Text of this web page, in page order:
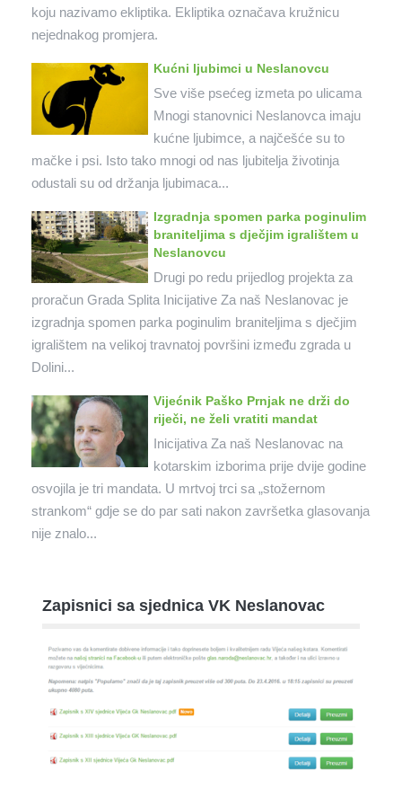
koju nazivamo ekliptika. Ekliptika označava kružnicu
nejednakog promjera.
Kućni ljubimci u Neslanovcu
Sve više psećeg izmeta po ulicama
Mnogi stanovnici Neslanovca imaju
kućne ljubimce, a najčešće su to
mačke i psi. Isto tako mnogi od nas ljubitelja životinja
odustali su od držanja ljubimaca...
Izgradnja spomen parka poginulim
braniteljima s dječjim igralištem u
Neslanovcu
Drugi po redu prijedlog projekta za
proračun Grada Splita Inicijative Za naš Neslanovac je
izgradnja spomen parka poginulim braniteljima s dječjim
igralištem na velikoj travnatoj površini između zgrada u
Dolini...
Vijećnik Paško Prnjak ne drži do
riječi, ne želi vratiti mandat
Inicijativa Za naš Neslanovac na
kotarskim izborima prije dvije godine
osvojila je tri mandata. U mrtvoj trci sa „stožernom
strankom“ gdje se do par sati nakon završetka glasovanja
nije znalo...
Zapisnici sa sjednica VK Neslanovac